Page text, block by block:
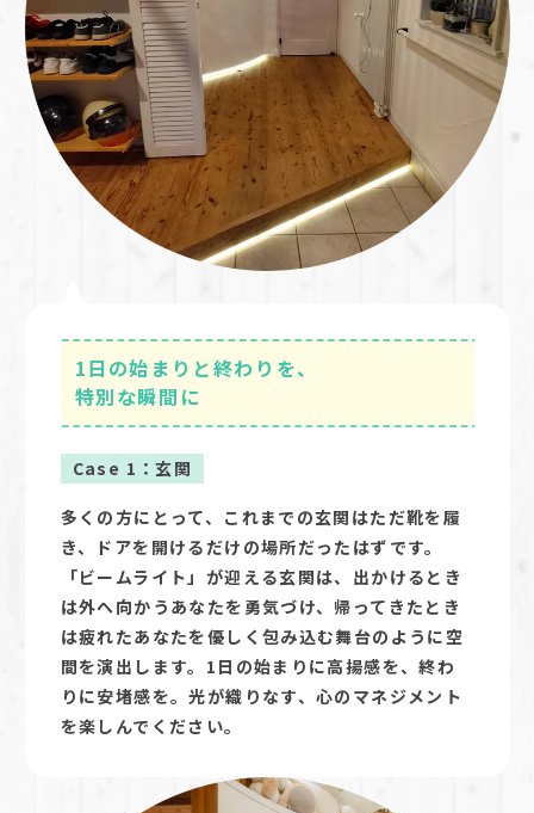
1日の始まりと終わりを、
特別な瞬間に
Case 1：玄関
多くの方にとって、これまでの玄関はただ靴を履
き、ドアを開けるだけの場所だったはずです。
「ビームライト」が迎える玄関は、出かけるとき
は外へ向かうあなたを勇気づけ、帰ってきたとき
は疲れたあなたを優しく包み込む舞台のように空
間を演出します。1日の始まりに高揚感を、終わ
りに安堵感を。光が織りなす、心のマネジメント
を楽しんでください。